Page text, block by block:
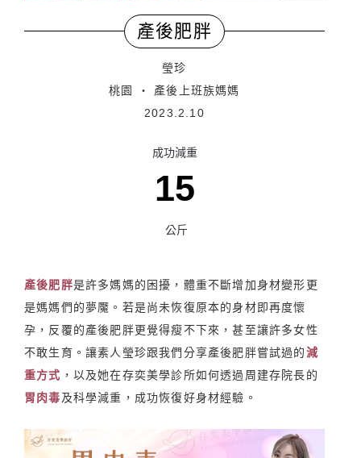
產後肥胖
瑩珍
桃園 ‧ 產後上班族媽媽
2023.2.10
成功減重
15
公斤
產後肥胖是許多媽媽的困擾，體重不斷增加身材變形更
是媽媽們的夢魘。若是尚未恢復原本的身材即再度懷
孕，反覆的產後肥胖更覺得瘦不下來，甚至讓許多女性
不敢生育。讓素人瑩珍跟我們分享產後肥胖嘗試過的減
重方式 ，以及她在存奕美學診所如何透過周建存院長的
胃肉毒及科學減重，成功恢復好身材經驗。